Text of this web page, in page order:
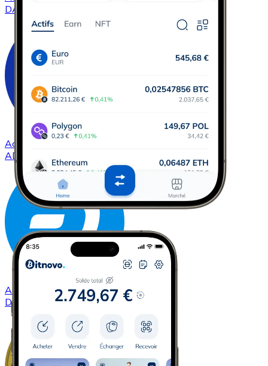
DAI
Acheter
ADA
Acheter Dash avec virement bancaire
DASH